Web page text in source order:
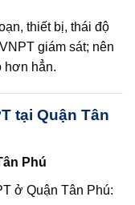
thiết bị, thái độ
giám sát; nên
hơn hẳn.
tại Quận Tân
Phú
ở Quận Tân Phú: